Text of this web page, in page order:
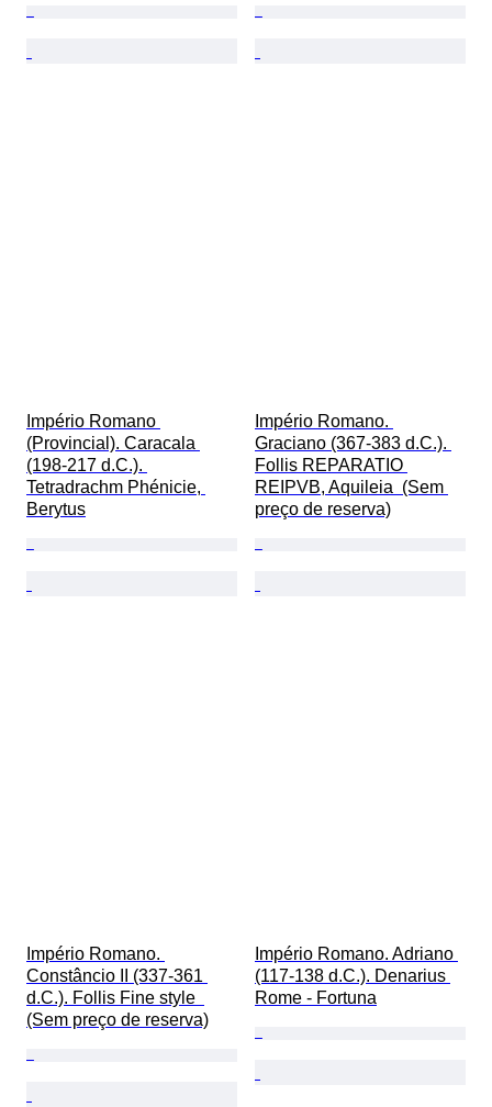
Império Romano
(Provincial). Caracala
(198-217 d.C.).
Tetradrachm Phénicie,
Berytus
Império Romano.
Graciano (367-383 d.C.).
Follis REPARATIO
REIPVB, Aquileia  (Sem
preço de reserva)
Império Romano.
Constâncio II (337-361
d.C.). Follis Fine style
(Sem preço de reserva)
Império Romano. Adriano
(117-138 d.C.). Denarius
Rome - Fortuna